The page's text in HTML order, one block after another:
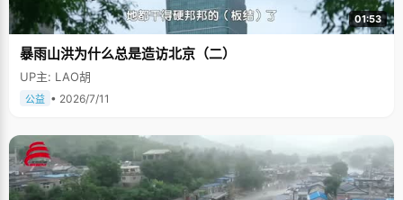
01:53
暴雨山洪为什么总是造访北京（二）
UP主: LAO胡
公益 • 2026/7/11